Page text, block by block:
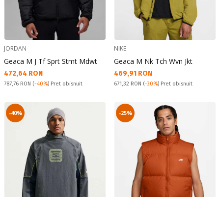
JORDAN
Geaca M J Tf Sprt Stmt Mdwt
Текуща цена:
472,64 RON
Pret obisnuit:
787,76 RON (-40%) Pret obisnuit
NIKE
Geaca M Nk Tch Wvn Jkt
Текуща цена:
469,91 RON
Pret obisnuit:
671,32 RON (-30%) Pret obisnuit
-40% -25%